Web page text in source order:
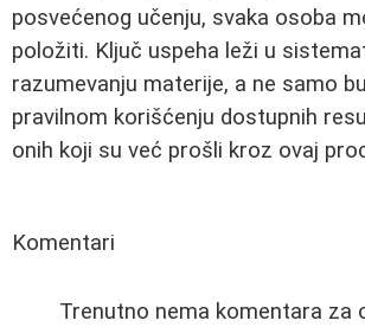
posvećenog učenju, svaka osoba
položiti. Ključ uspeha leži u
razumevanju materije, a ne samo
pravilnom korišćenju dostupnih
onih koji su već prošli kroz ovaj
Komentari
Trenutno nema komentara za